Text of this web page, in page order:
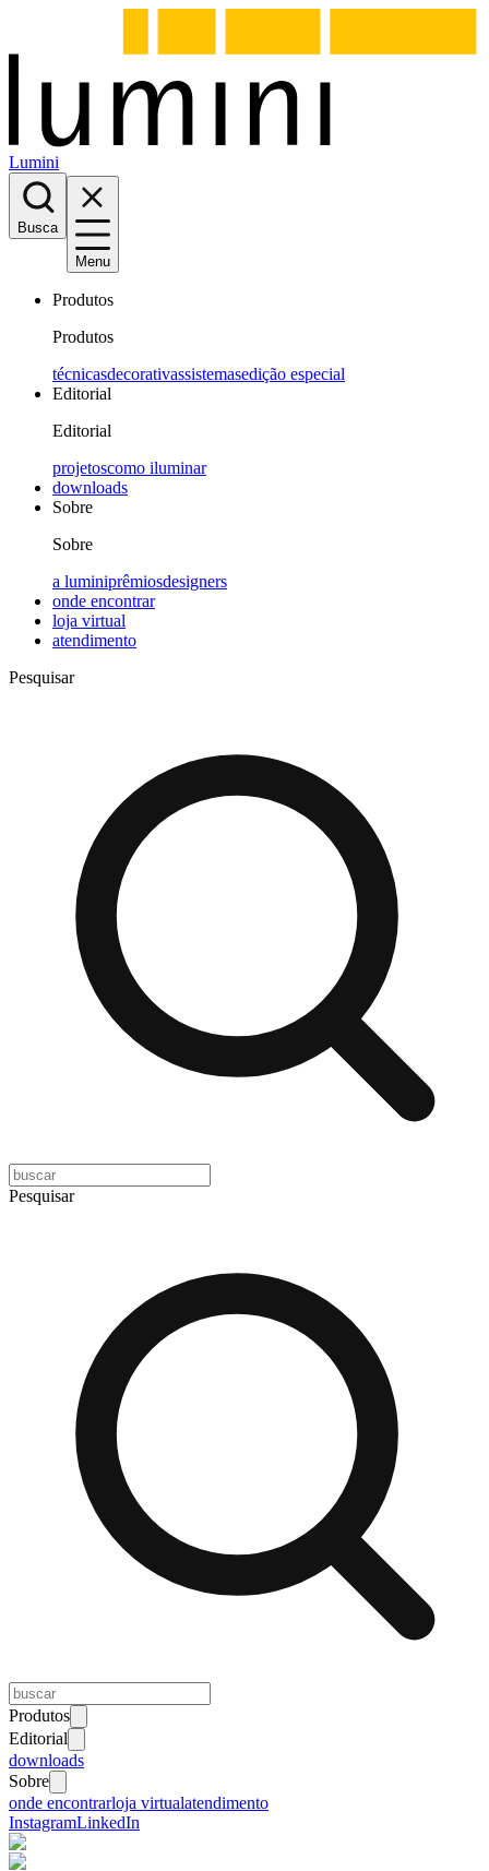
Lumini
Busca
Menu
Produtos
Produtos
técnicasdecorativassistemasedição especial
Editorial
Editorial
projetoscomo iluminar
downloads
Sobre
Sobre
a luminiprêmiosdesigners
onde encontrar
loja virtual
atendimento
Pesquisar
Pesquisar
Produtos
Editorial
downloads
Sobre
onde encontrarloja virtualatendimento
InstagramLinkedIn